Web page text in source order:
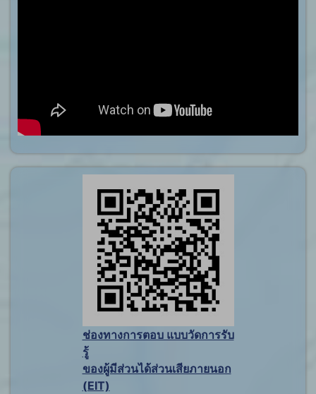
ช่องทางการตอบ แบบวัดการรับ
รู้
ของผู้มีส่วนได้ส่วนเสียภายนอก
(EIT)